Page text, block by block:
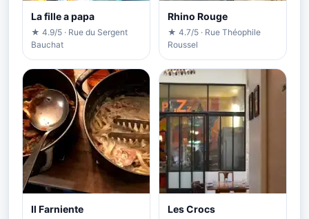
La fille a papa
★ 4.9/5 · Rue du Sergent
Bauchat
Rhino Rouge
★ 4.7/5 · Rue Théophile
Roussel
Il Farniente Les Crocs